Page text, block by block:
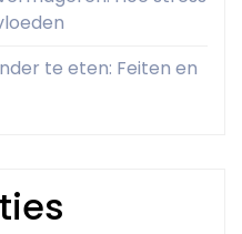
te eten: Feiten en